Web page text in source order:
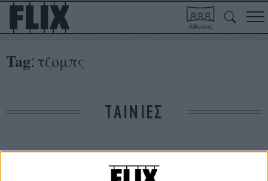
Αίθουσες
Tag: τζομπς
ΤΑΙΝΙΕΣ